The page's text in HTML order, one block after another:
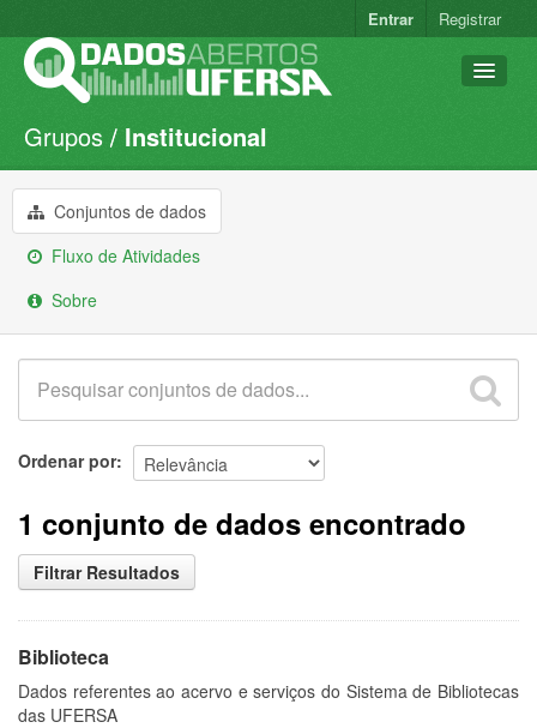
Entrar Registrar
Conjuntos de dados
Organizações
Grupos
Sobre
Grupos Institucional
Conjuntos de dados
Fluxo de Atividades
Sobre
Ordenar por
1 conjunto de dados encontrado
Filtrar Resultados
Biblioteca
Dados referentes ao acervo e serviços do Sistema de Bibliotecas
das UFERSA